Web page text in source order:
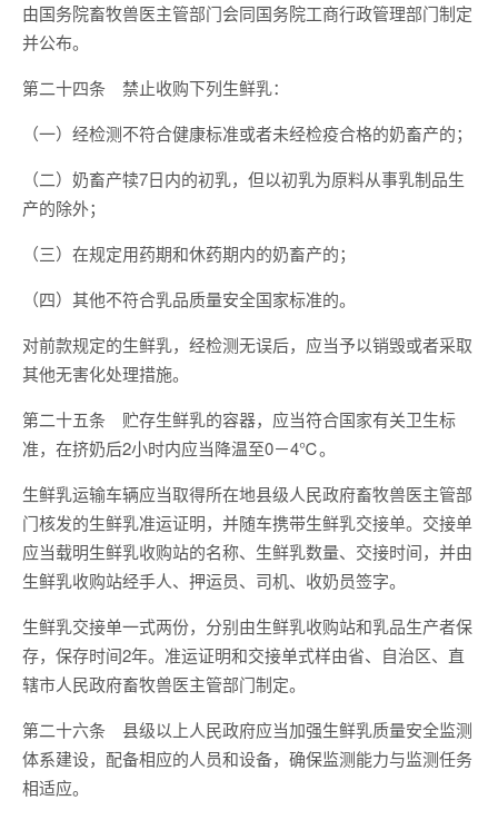
由国务院畜牧兽医主管部门会同国务院工商行政管理部门制定
并公布。
第二十四条 禁止收购下列生鲜乳：
（一）经检测不符合健康标准或者未经检疫合格的奶畜产的；
（二）奶畜产犊7日内的初乳，但以初乳为原料从事乳制品生
产的除外；
（三）在规定用药期和休药期内的奶畜产的；
（四）其他不符合乳品质量安全国家标准的。
对前款规定的生鲜乳，经检测无误后，应当予以销毁或者采取
其他无害化处理措施。
第二十五条 贮存生鲜乳的容器，应当符合国家有关卫生标
准，在挤奶后2小时内应当降温至0－4℃。
生鲜乳运输车辆应当取得所在地县级人民政府畜牧兽医主管部
门核发的生鲜乳准运证明，并随车携带生鲜乳交接单。交接单
应当载明生鲜乳收购站的名称、生鲜乳数量、交接时间，并由
生鲜乳收购站经手人、押运员、司机、收奶员签字。
生鲜乳交接单一式两份，分别由生鲜乳收购站和乳品生产者保
存，保存时间2年。准运证明和交接单式样由省、自治区、直
辖市人民政府畜牧兽医主管部门制定。
第二十六条 县级以上人民政府应当加强生鲜乳质量安全监测
体系建设，配备相应的人员和设备，确保监测能力与监测任务
相适应。